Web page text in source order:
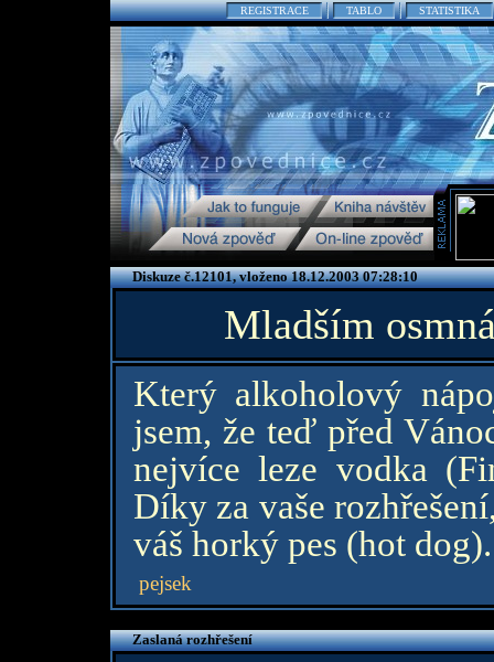
REGISTRACE TABLO STATISTIKA
Diskuze č.12101, vloženo 18.12.2003 07:28:10
Mladším
Který alkoholový
jsem, že teď před
nejvíce leze vodka
Díky za vaše
váš horký pes (hot
pejsek
Zaslaná rozhřešení